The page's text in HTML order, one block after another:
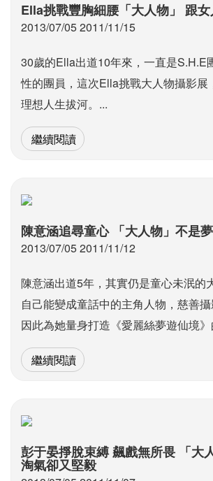
Ella挑戰豐胸細腰「大人物」 跟
2013/07/05 2011/11/15
30歲的Ella出道10年來，一直是S.H.E
性的團員，這次Ella挑戰大人物攝影展
理想人生拔河。...
繼續閱讀
陳意涵追尋童心 「大人物」不是夢
2013/07/05 2011/11/12
陳意涵出道5年，其實仍是童心未泯的
自己能變成童話中的主角人物，慈善
因此為她量身打造《愛麗絲夢遊仙境
繼續閱讀
彭于晏掙脫束縛 飆戲無所畏 「大
淘氣卻又堅毅